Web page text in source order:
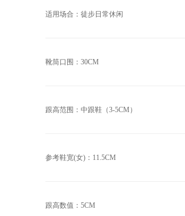
适用场合：徒步日常休闲
靴筒口围：30CM
跟高范围：中跟鞋（3-5CM）
参考鞋宽(女)：11.5CM
跟高数值：5CM